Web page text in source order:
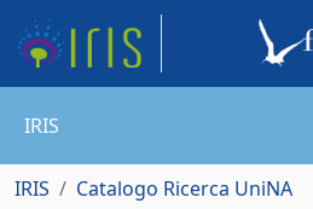
IRIS
IRIS
Catalogo Ricerca UniNA